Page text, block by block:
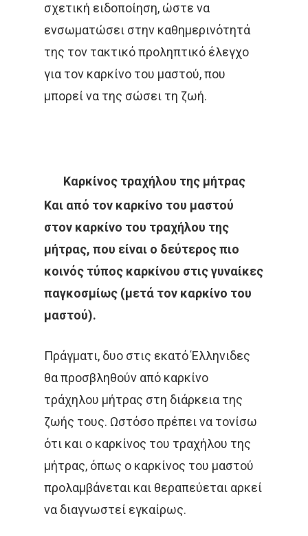
σχετική ειδοποίηση, ώστε να
ενσωματώσει στην καθημερινότητά
της τον τακτικό προληπτικό έλεγχο
για τον καρκίνο του μαστού, που
μπορεί να της σώσει τη ζωή.
Καρκίνος τραχήλου της μήτρας
Και από τον καρκίνο του μαστού
στον καρκίνο του τραχήλου της
μήτρας, που είναι ο δεύτερος πιο
κοινός τύπος καρκίνου στις γυναίκες
παγκοσμίως (μετά τον καρκίνο του
μαστού).
Πράγματι, δυο στις εκατό Έλληνιδες
θα προσβληθούν από καρκίνο
τράχηλου μήτρας στη διάρκεια της
ζωής τους. Ωστόσο πρέπει να τονίσω
ότι και ο καρκίνος του τραχήλου της
μήτρας, όπως ο καρκίνος του μαστού
προλαμβάνεται και θεραπεύεται αρκεί
να διαγνωστεί εγκαίρως.